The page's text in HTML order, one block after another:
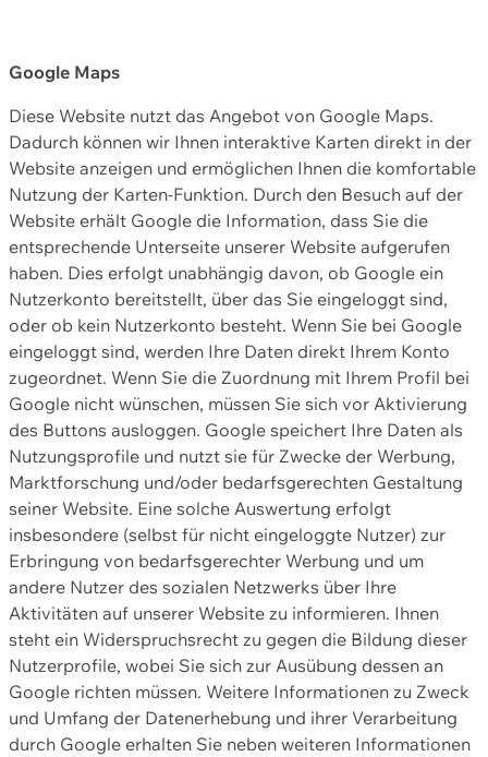
Google Maps
Diese Website nutzt das Angebot von Google Maps.
Dadurch können wir Ihnen interaktive Karten direkt in der
Website anzeigen und ermöglichen Ihnen die komfortable
Nutzung der Karten-Funktion. Durch den Besuch auf der
Website erhält Google die Information, dass Sie die
entsprechende Unterseite unserer Website aufgerufen
haben. Dies erfolgt unabhängig davon, ob Google ein
Nutzerkonto bereitstellt, über das Sie eingeloggt sind,
oder ob kein Nutzerkonto besteht. Wenn Sie bei Google
eingeloggt sind, werden Ihre Daten direkt Ihrem Konto
zugeordnet. Wenn Sie die Zuordnung mit Ihrem Profil bei
Google nicht wünschen, müssen Sie sich vor Aktivierung
des Buttons ausloggen. Google speichert Ihre Daten als
Nutzungsprofile und nutzt sie für Zwecke der Werbung,
Marktforschung und/oder bedarfsgerechten Gestaltung
seiner Website. Eine solche Auswertung erfolgt
insbesondere (selbst für nicht eingeloggte Nutzer) zur
Erbringung von bedarfsgerechter Werbung und um
andere Nutzer des sozialen Netzwerks über Ihre
Aktivitäten auf unserer Website zu informieren. Ihnen
steht ein Widerspruchsrecht zu gegen die Bildung dieser
Nutzerprofile, wobei Sie sich zur Ausübung dessen an
Google richten müssen. Weitere Informationen zu Zweck
und Umfang der Datenerhebung und ihrer Verarbeitung
durch Google erhalten Sie neben weiteren Informationen